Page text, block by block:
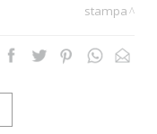
stampa